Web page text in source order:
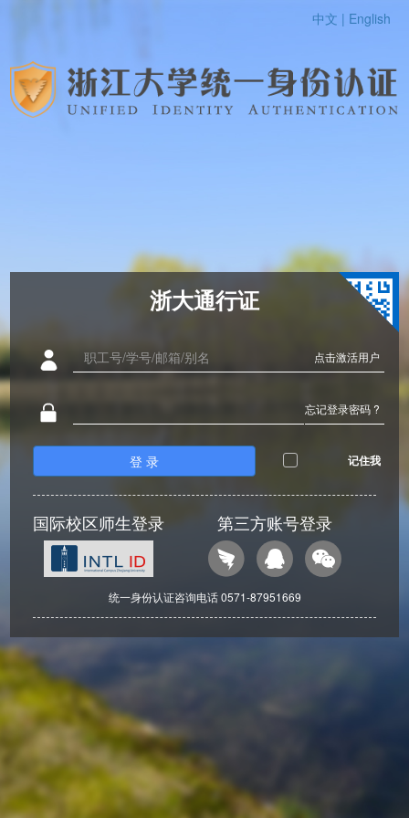
中文 | English
浙大通行证
点击激活用户
忘记登录密码 ?
登 录 记住我
国际校区师生登录 第三方账号登录
统一身份认证咨询电话 0571-87951669